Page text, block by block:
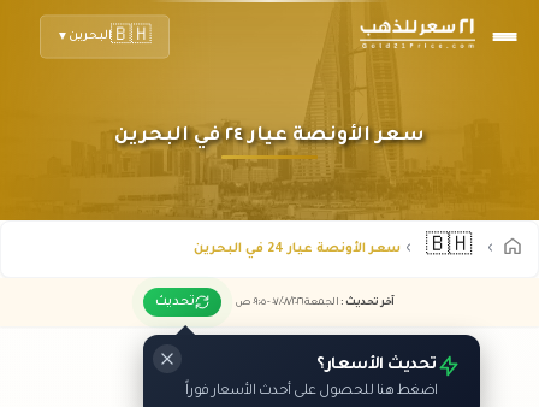
🇧🇭البحرين ▼
سعر الأونصة عيار ٢٤ في البحرين
🇧🇭 سعر الأونصة عيار 24 في البحرين
آخر تحديث : الجمعة ٠٧ /٠٨/٢٠٢٦ - ٠٩:٠٥ ص تحديث
تحديث الأسعار؟
اضغط هنا للحصول على أحدث الأسعار فوراً